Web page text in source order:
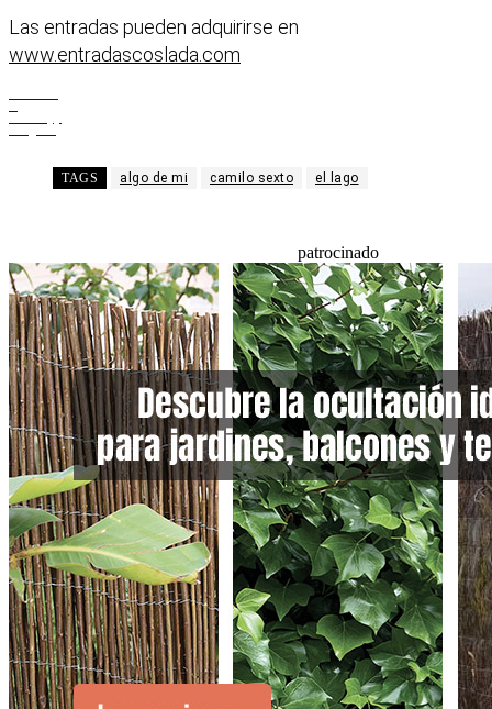
Las entradas pueden adquirirse en
www.entradascoslada.com
TAGS algo de mi camilo sexto el lago
patrocinado